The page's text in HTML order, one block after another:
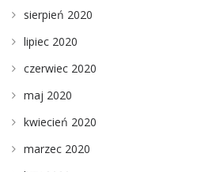
sierpień 2020
lipiec 2020
czerwiec 2020
maj 2020
kwiecień 2020
marzec 2020